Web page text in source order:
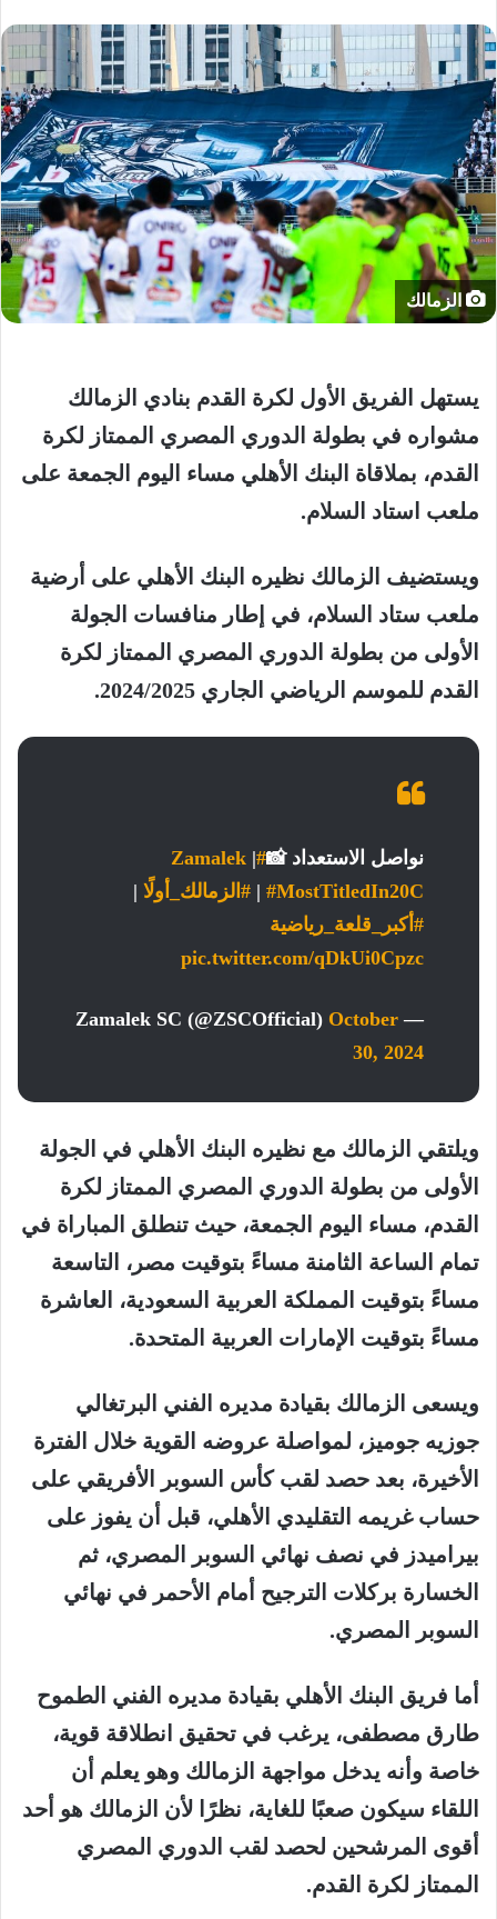
الزمالك
يستهل الفريق الأول لكرة القدم بنادي الزمالك
مشواره في بطولة الدوري المصري الممتاز لكرة
القدم، بملاقاة البنك الأهلي مساء اليوم الجمعة على
ملعب استاد السلام.
ويستضيف الزمالك نظيره البنك الأهلي على أرضية
ملعب ستاد السلام، في إطار منافسات الجولة
الأولى من بطولة الدوري المصري الممتاز لكرة
القدم للموسم الرياضي الجاري 2024/2025.
نواصل الاستعداد 📸#Zamalek
|
#MostTitledIn20C
| #الزمالك_أولًا |
#أكبر_قلعة_رياضية
pic.twitter.com/qDkUi0Cpzc
— Zamalek SC (@ZSCOfficial)
October
30, 2024
ويلتقي الزمالك مع نظيره البنك الأهلي في الجولة
الأولى من بطولة الدوري المصري الممتاز لكرة
القدم، مساء اليوم الجمعة، حيث تنطلق المباراة في
تمام الساعة الثامنة مساءً بتوقيت مصر، التاسعة
مساءً بتوقيت المملكة العربية السعودية، العاشرة
مساءً بتوقيت الإمارات العربية المتحدة.
ويسعى الزمالك بقيادة مديره الفني البرتغالي
جوزيه جوميز، لمواصلة عروضه القوية خلال الفترة
الأخيرة، بعد حصد لقب كأس السوبر الأفريقي على
حساب غريمه التقليدي الأهلي، قبل أن يفوز على
بيراميدز في نصف نهائي السوبر المصري، ثم
الخسارة بركلات الترجيح أمام الأحمر في نهائي
السوبر المصري.
أما فريق البنك الأهلي بقيادة مديره الفني الطموح
طارق مصطفى، يرغب في تحقيق انطلاقة قوية،
خاصة وأنه يدخل مواجهة الزمالك وهو يعلم أن
اللقاء سيكون صعبًا للغاية، نظرًا لأن الزمالك هو أحد
أقوى المرشحين لحصد لقب الدوري المصري
الممتاز لكرة القدم.